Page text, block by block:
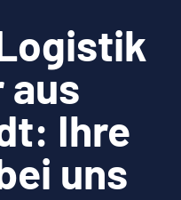
aus
Ihre
uns